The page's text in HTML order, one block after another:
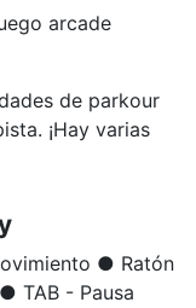
arcade
de parkour
¡Hay varias
● Ratón
TAB - Pausa